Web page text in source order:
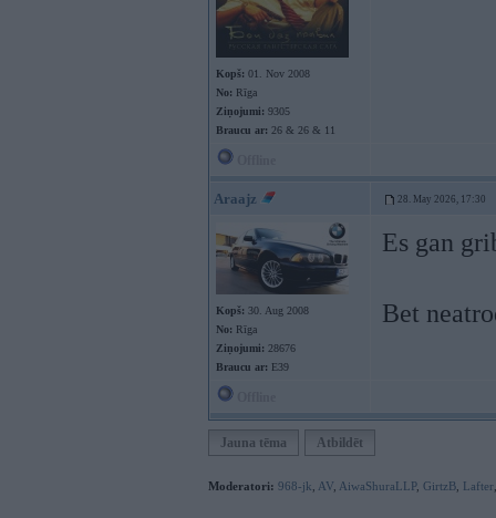
Kopš: 01. Nov 2008
No: Rīga
Ziņojumi: 9305
Braucu ar: 26 & 26 & 11
Araajz 28. May 2026, 17:30
Kopš: 30. Aug 2008
No: Rīga
Ziņojumi: 28676
Braucu ar: E39
Es gan
Bet
Jauna tēma Atbildēt
Moderatori: 968-jk AV AiwaShuraLLP, GirtzB Lafter